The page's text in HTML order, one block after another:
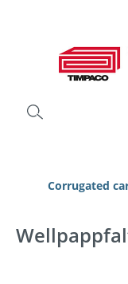
Corrugated